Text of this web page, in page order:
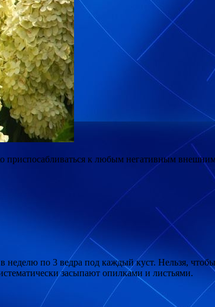
приспосабливаться к любым негативным
неделю по 3 ведра под каждый куст. Нельзя,
засыпают опилками и листьями.